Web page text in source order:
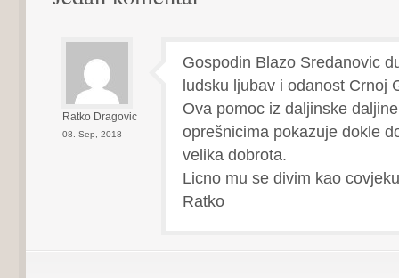
Ratko Dragovic
08. Sep, 2018
Gospodin Blazo Sredanovic
ludsku ljubav i odanost Crnoj
Ova pomoc iz daljinske
oprešnicima pokazuje dokle
velika dobrota.
Licno mu se divim kao
Ratko